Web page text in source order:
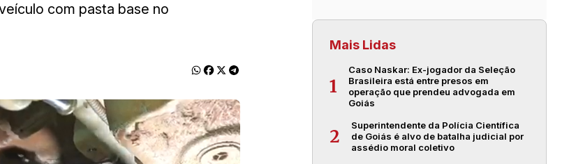
com pasta base no
Mais Lidas
1
Caso Naskar: Ex-jogador da Seleção
Brasileira está entre presos em
operação que prendeu advogada em
Goiás
2
Superintendente da Polícia Científica
de Goiás é alvo de batalha judicial por
assédio moral coletivo